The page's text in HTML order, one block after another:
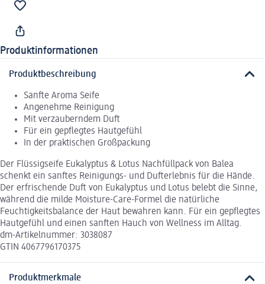
Produktinformationen
Produktbeschreibung
Sanfte Aroma Seife
Angenehme Reinigung
Mit verzauberndem Duft
Für ein gepflegtes Hautgefühl
In der praktischen Großpackung
Der Flüssigseife Eukalyptus & Lotus Nachfüllpack von Balea
schenkt ein sanftes Reinigungs- und Dufterlebnis für die Hände.
Der erfrischende Duft von Eukalyptus und Lotus belebt die Sinne,
während die milde Moisture-Care-Formel die natürliche
Feuchtigkeitsbalance der Haut bewahren kann. Für ein gepflegtes
Hautgefühl und einen sanften Hauch von Wellness im Alltag.
dm-Artikelnummer: 3038087
GTIN 4067796170375
Produktmerkmale